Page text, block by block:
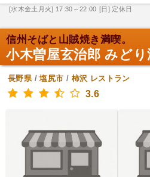
[水木金土月火] 17:30～22:00 [日] 定休日
信州そばと山賊焼き満喫。
小木曽屋玄治郎 みど
長野県/塩尻市 / 柿沢 レストラン
3.6